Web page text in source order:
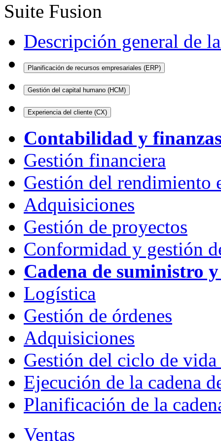
Suite Fusion
Descripción general de
Planificación de recursos empresariales (ERP)
Gestión del capital humano (HCM)
Experiencia del cliente (CX)
Contabilidad y
Gestión financiera
Gestión del rendimiento
Adquisiciones
Gestión de proyectos
Conformidad y gestión
Cadena de suministro
Logística
Gestión de órdenes
Adquisiciones
Gestión del ciclo de
Ejecución de la cadena
Planificación de la
Ventas